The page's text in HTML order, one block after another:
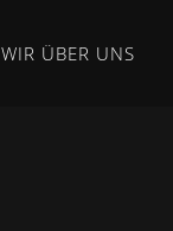
WIR ÜBER UNS